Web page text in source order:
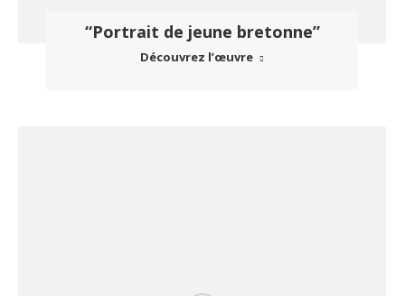
“Portrait de jeune bretonne”
Découvrez l’œuvre